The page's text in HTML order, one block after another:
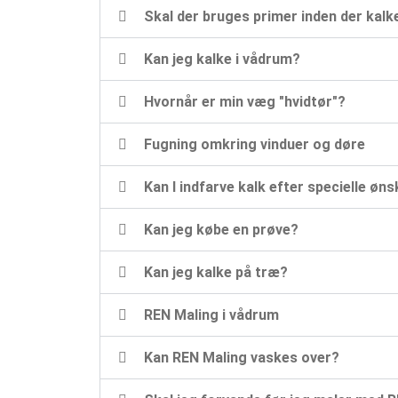
Skal der bruges primer inden der
Kan jeg kalke i vådrum?
Hvornår er min væg "hvidtør"?
Fugning omkring vinduer og døre
Kan I indfarve kalk efter specielle
Kan jeg købe en prøve?
Kan jeg kalke på træ?
REN Maling i vådrum
Kan REN Maling vaskes over?